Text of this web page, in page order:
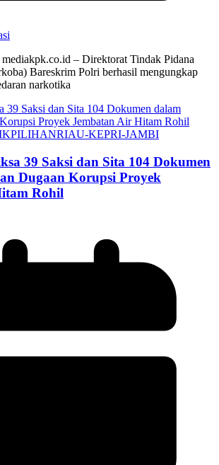
– Direktorat Tindak Pidana
Bareskrim Polri berhasil mengungkap
narkotika
PILIHANRIAU-KEPRI-JAMBI
39 Saksi dan Sita 104 Dokumen
Dugaan Korupsi Proyek
Rohil